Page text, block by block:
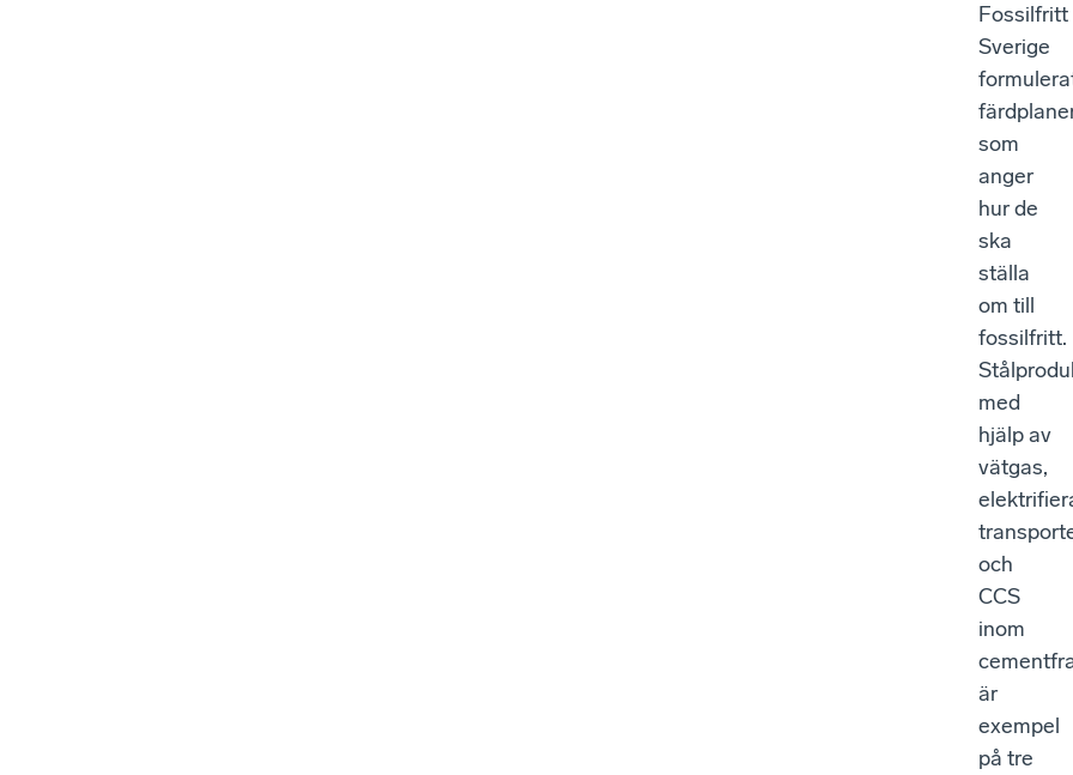
Fossilfritt
Sverige
som
anger
hur de
ska
ställa
om till
fossilfritt.
med
hjälp av
vätgas,
och
CCS
inom
är
exempel
på tre